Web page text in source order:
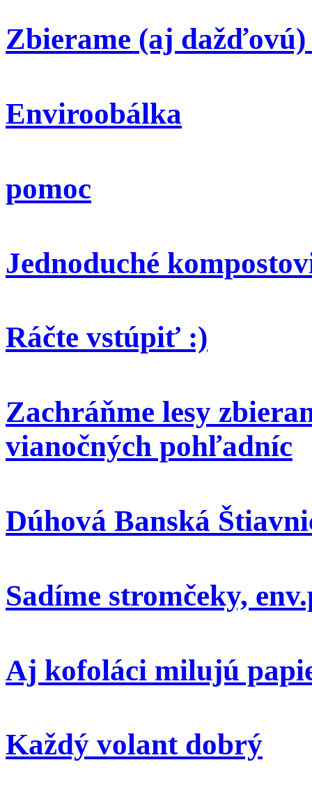
Zbierame (aj
Enviroobálka
pomoc
Jednoduché
Ráčte vstúpiť :)
Zachráňme lesy
vianočných pohľadníc
Dúhová Banská
Sadíme stromčeky,
Aj kofoláci milujú
Každý volant dobrý